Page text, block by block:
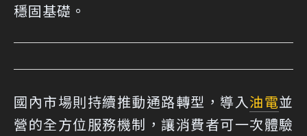
穩固基礎。
國內市場則持續推動通路轉型，導入油電並
營的全方位服務機制，讓消費者可一次體驗